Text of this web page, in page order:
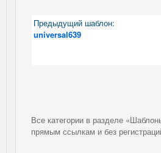
Предыдущий шаблон:
universal639
Все категории в разделе
прямым ссылкам и без